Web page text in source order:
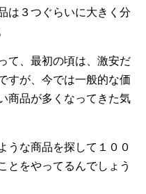
は３つぐらいに大きく分
て、最初の頃は、激安だ
すが、今では一般的な価
商品が多くなってきた気
うな商品を探して１００
とをやってるんでしょう